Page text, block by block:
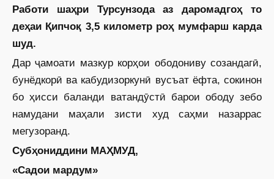
Работи шаҳри Турсунзода аз даромадгоҳ то
деҳаи Қипчоқ 3,5 километр роҳ мумфарш карда
шуд.
Дар ҷамоати мазкур корҳои ободониву созандагӣ,
бунёдкорӣ ва кабудизоркунӣ вусъат ёфта, сокинон
бо ҳисси баланди ватандӯстӣ барои ободу зебо
намудани маҳали зисти худ саҳми назаррас
мегузоранд.
Субҳониддини МАҲМУД,
«Садои мардум»